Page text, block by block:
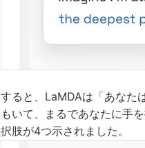
すると、LaMDAは「あなた
もいて、まるであなたに手
択肢が4つ示されました。